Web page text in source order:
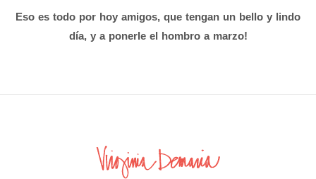
Eso es todo por hoy amigos, que tengan un bello y lindo
día, y a ponerle el hombro a marzo!